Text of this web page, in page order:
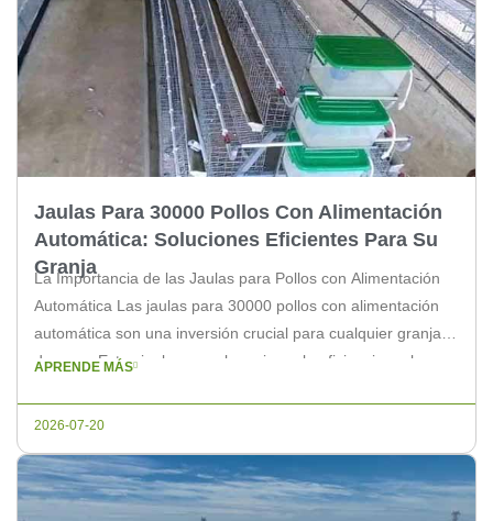
Jaulas Para 30000 Pollos Con Alimentación
Automática: Soluciones Eficientes Para Su
Granja
La Importancia de las Jaulas para Pollos con Alimentación
Automática Las jaulas para 30000 pollos con alimentación
automática son una inversión crucial para cualquier granja
de aves. Estas jaulas no solo mejoran la eficiencia en la
APRENDE MÁS
2026-07-20